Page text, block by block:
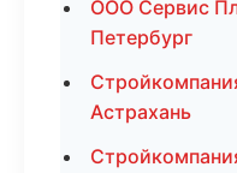
ООО Сервис
Петербург
Астрахань